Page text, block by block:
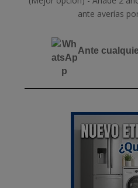
ante averías
Ante